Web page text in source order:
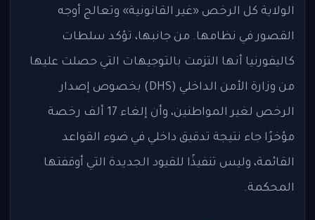
الولاية كل الرخص «غير القانونية» وتعالج أوجه
القصور في نظامها. من جانبها، تؤكد سلطات
كاليفورنيا أنها التزمت بالتوجيهات التي حصلت عليها
من وزارة الأمن الداخلي (DHS) بخصوص إصدار
الرخص لغير المواطنين، وأن إلغاء 17 ألف رخصة
مؤخرًا جاء نتيجة تدقيق داخلي في ضوء القواعد
القائمة، وليس تنفيذًا للقيود الجديدة التي أوقفتها
المحكمة.